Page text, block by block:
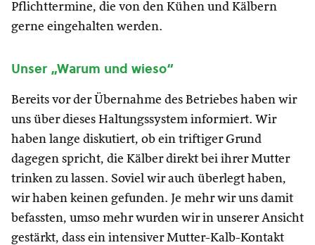
Pflichttermine, die von den Kühen und Kälbern
gerne eingehalten werden.
Unser „Warum und wieso“
Bereits vor der Übernahme des Betriebes haben wir
uns über dieses Haltungssystem informiert. Wir
haben lange diskutiert, ob ein triftiger Grund
dagegen spricht, die Kälber direkt bei ihrer Mutter
trinken zu lassen. Soviel wir auch überlegt haben,
wir haben keinen gefunden. Je mehr wir uns damit
befassten, umso mehr wurden wir in unserer Ansicht
gestärkt, dass ein intensiver Mutter-Kalb-Kontakt